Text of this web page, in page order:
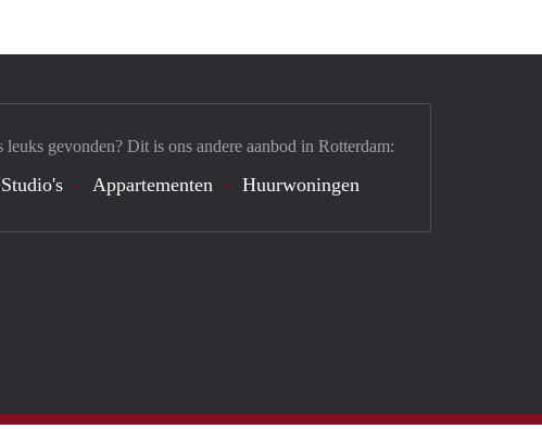
leuks gevonden? Dit is ons andere aanbod in Rotterdam:
Studio's Appartementen Huurwoningen